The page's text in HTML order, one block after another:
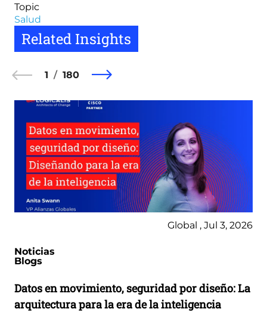
Topic
Salud
Related Insights
1 180
Global , Jul 3, 2026
Noticias
Blogs
Datos en movimiento, seguridad por diseño: La
arquitectura para la era de la inteligencia